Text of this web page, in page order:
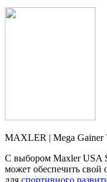
MAXLER | Mega Gainer
С выбором Maxler USA
может обеспечить